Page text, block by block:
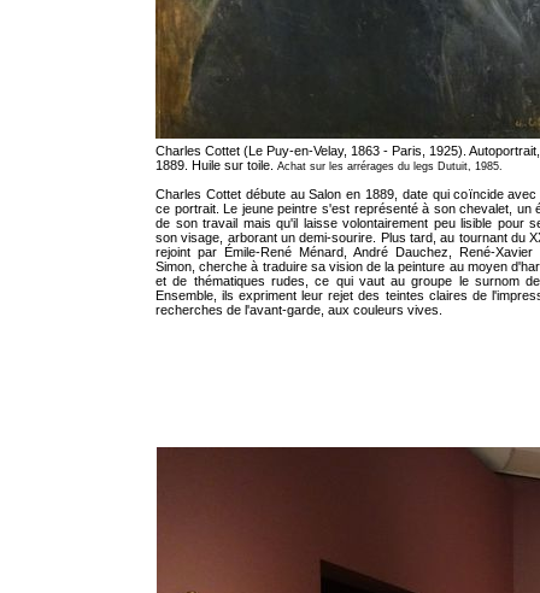
Charles Cottet (Le Puy-en-Velay, 1863 - Paris, 1925).
1889. Huile sur toile. Achat sur les arrérages du legs Dutuit, 1985.
Charles Cottet débute au Salon en 1889, date qui coïncide
ce portrait. Le jeune peintre s'est représenté à son chevalet, un
de son travail mais qu'il laisse volontairement peu lisible pour
son visage, arborant un demi-sourire. Plus tard, au tournant du
rejoint par Émile-René Ménard, André Dauchez, René-
Simon, cherche à traduire sa vision de la peinture au moyen
et de thématiques rudes, ce qui vaut au groupe le surnom
Ensemble, ils expriment leur rejet des teintes claires de
recherches de l'avant-garde, aux couleurs vives.